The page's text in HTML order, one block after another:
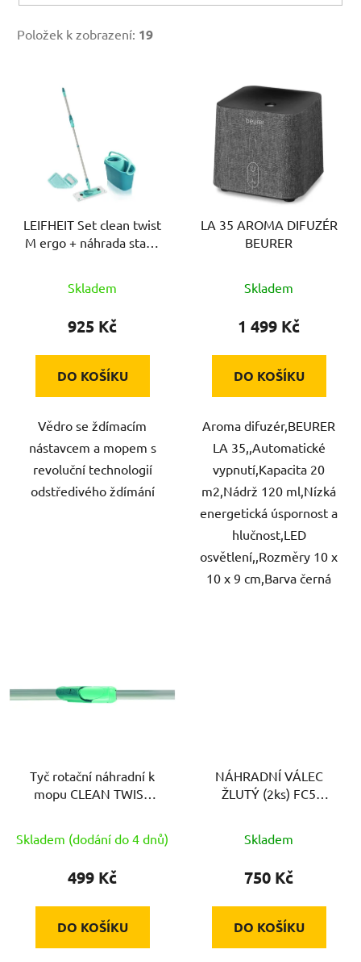
Položek k zobrazení: 19
LEIFHEIT Set clean twist
M ergo + náhrada static
Skladem
925 Kč
DO KOŠÍKU
Vědro se ždímacím
nástavcem a mopem s
revoluční technologií
odstředivého ždímání
LA 35 AROMA DIFUZÉR
BEURER
Skladem
1 499 Kč
DO KOŠÍKU
Aroma difuzér,BEURER
LA 35,,Automatické
vypnutí,Kapacita 20
m2,Nádrž 120 ml,Nízká
energetická úspornost a
hlučnost,LED
osvětlení,,Rozměry 10 x
10 x 9 cm,Barva černá
Tyč rotační náhradní k
mopu CLEAN TWIST
Skladem (dodání do 4 dnů)
499 Kč
DO KOŠÍKU
NÁHRADNÍ VÁLEC
ŽLUTÝ (2ks) FC5
Skladem
750 Kč
DO KOŠÍKU